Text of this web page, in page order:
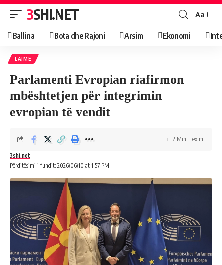
3SHI.NET Aa
Ballina Bota dhe Rajoni Arsim Ekonomi
LAJME
Parlamenti Evropian riafirmon
mbështetjen për integrimin
evropian të vendit
Përditësimi i fundit: 2026/06/10 at 1:57 PM
3shi.net
2 Min. Leximi